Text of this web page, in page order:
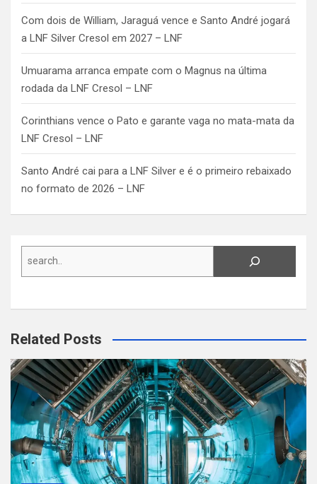
Com dois de William, Jaraguá vence e Santo André jogará
a LNF Silver Cresol em 2027 – LNF
Umuarama arranca empate com o Magnus na última
rodada da LNF Cresol – LNF
Corinthians vence o Pato e garante vaga no mata-mata da
LNF Cresol – LNF
Santo André cai para a LNF Silver e é o primeiro rebaixado
no formato de 2026 – LNF
Search
Related Posts